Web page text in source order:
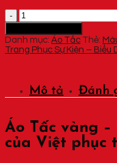
Áo
Tấc
vàng
-
Việt
sang
lượng
Danh mục: Áo Tấc Thẻ:
Trang Phục Sự Kiện – Biểu
Mô tả Đánh
Áo Tấc vàng
của Việt phục